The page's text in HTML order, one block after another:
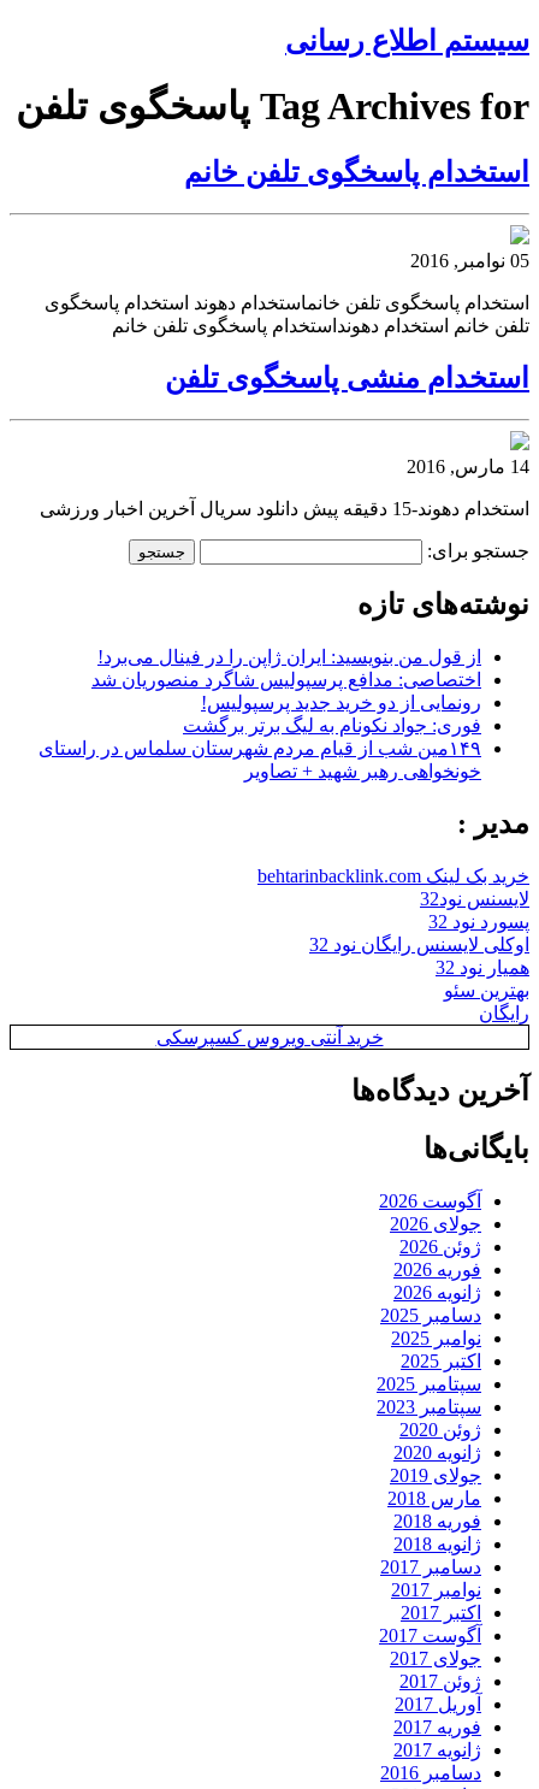
سیستم اطلاع رسانی
Tag Archives for پاسخگوی تلفن
استخدام پاسخگوی تلفن خانم
05 نوامبر, 2016
استخدام پاسخگوی تلفن خانماستخدام دهوند استخدام پاسخگوی
تلفن خانم استخدام دهونداستخدام پاسخگوی تلفن خانم
استخدام منشی پاسخگوی تلفن
14 مارس, 2016
استخدام دهوند-15 دقیقه پیش دانلود سریال آخرین اخبار ورزشی
جستجو برای:
نوشته‌های تازه
از قول من بنویسید: ایران ژاپن را در فینال می‌برد!
اختصاصی: مدافع پرسپولیس شاگرد منصوریان شد
رونمایی از دو خرید جدید پرسپولیس!
فوری: جواد نکونام به لیگ برتر برگشت
۱۴۹مین شب از قیام مردم شهرستان سلماس در راستای
خونخواهی رهبر شهید + تصاویر
مدیر :
خرید بک لینک behtarinbacklink.com
لایسنس نود32
پسورد نود 32
اوکلی لایسنس رایگان نود 32
همیار نود 32
بهترین سئو
رایگان
خرید آنتی ویروس کسپرسکی
آخرین دیدگاه‌ها
بایگانی‌ها
آگوست 2026
جولای 2026
ژوئن 2026
فوریه 2026
ژانویه 2026
دسامبر 2025
نوامبر 2025
اکتبر 2025
سپتامبر 2025
سپتامبر 2023
ژوئن 2020
ژانویه 2020
جولای 2019
مارس 2018
فوریه 2018
ژانویه 2018
دسامبر 2017
نوامبر 2017
اکتبر 2017
آگوست 2017
جولای 2017
ژوئن 2017
آوریل 2017
فوریه 2017
ژانویه 2017
دسامبر 2016